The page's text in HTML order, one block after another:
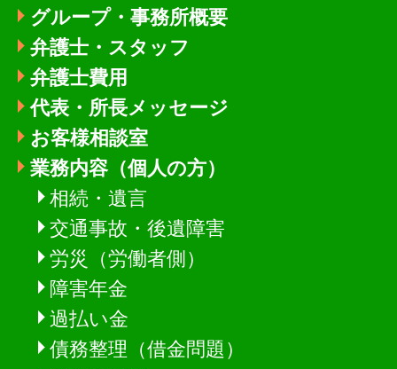
グループ・事務所概要
弁護士・スタッフ
弁護士費用
代表・所長メッセージ
お客様相談室
業務内容（個人の方）
相続・遺言
交通事故・後遺障害
労災（労働者側）
障害年金
過払い金
債務整理（借金問題）